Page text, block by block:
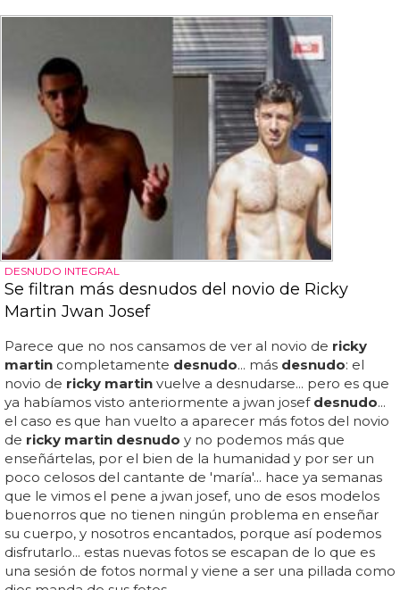
DESNUDO INTEGRAL
Se filtran más desnudos del novio de Ricky
Martin Jwan Josef
Parece que no nos cansamos de ver al novio de ricky
martin completamente desnudo... más desnudo: el
novio de ricky martin vuelve a desnudarse... pero es que
ya habíamos visto anteriormente a jwan josef desnudo...
el caso es que han vuelto a aparecer más fotos del novio
de ricky martin desnudo y no podemos más que
enseñártelas, por el bien de la humanidad y por ser un
poco celosos del cantante de 'maría'... hace ya semanas
que le vimos el pene a jwan josef, uno de esos modelos
buenorros que no tienen ningún problema en enseñar
su cuerpo, y nosotros encantados, porque así podemos
disfrutarlo... estas nuevas fotos se escapan de lo que es
una sesión de fotos normal y viene a ser una pillada como